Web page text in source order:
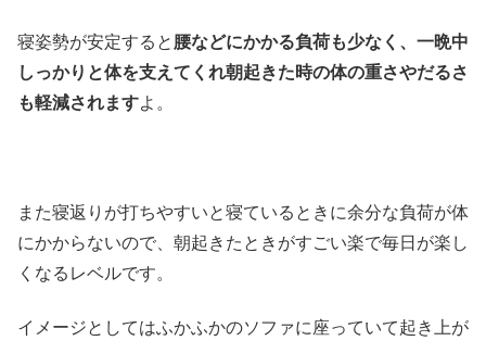
寝姿勢が安定すると 腰などにかかる負荷も少なく、一晩中
しっかりと体を支えてくれ朝起きた時の体の重さやだるさ
も軽減されますよ。
また寝返りが打ちやすいと寝ているときに余分な負荷が体
にかからないので、朝起きたときがすごい楽で毎日が楽し
くなるレベルです。
イメージとしてはふかふかのソファに座っていて起き上が